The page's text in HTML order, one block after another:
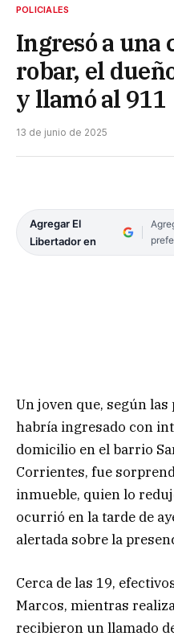
POLICIALES
Ingresó a una
robar, el
y llamó al 911
13 de junio de 2025
Agregar El
Libertador en
Un joven que, según
habría ingresado con
domicilio en el barrio
Corrientes, fue
inmueble, quien lo
ocurrió en la tarde de
alertada sobre la
Cerca de las 19,
Marcos, mientras
recibieron un llamado